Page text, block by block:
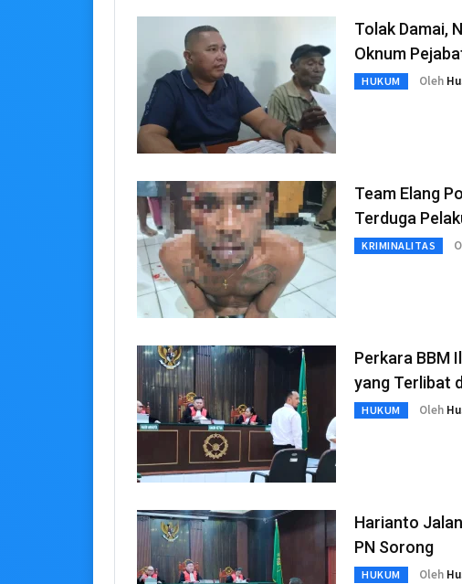
Tolak Damai,
Oknum
HUKUM Oleh
Team Elang
Terduga
KRIMINALITAS
Perkara BBM
yang Terlibat
HUKUM Oleh
Harianto
PN Sorong
HUKUM Oleh